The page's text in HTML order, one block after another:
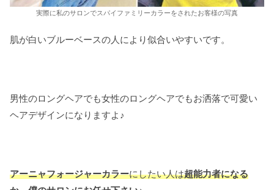
実際に私のサロンでスパイファミリーカラーをされたお客様の写真
肌が白いブルーベースの人により似合いやすいです。
男性のロングヘアでも女性のロングヘアでもお洒落で可愛い
ヘアデザインになりますよ♪
アーニャフォージャーカラーにしたい人は超能力者になる